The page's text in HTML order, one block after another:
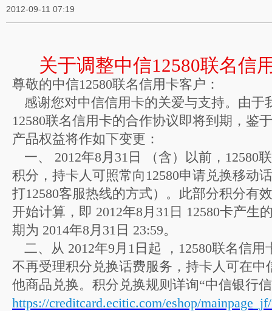
2012-09-11 07:19
关于调整中信12580联名信
尊敬的中信12580联名信用卡客户：
感谢您对中信信用卡的关爱与支持。由于
12580联名信用卡的合作协议即将到期，鉴
产品权益将作如下变更：
一、 2012年8月 31日 （含）以前， 12580
积分，持卡人可照常向 12580申请兑换移动
打12580客服热线的方式）。此部分积分有
开始计算，即 2012年8月 31日 12580卡产生
期为 2014年8月 31日 23:59。
二、从 2012年9月 1日起 ， 12580联名信
不再受理积分兑换话费服务，持卡人可在
他商品兑换。积分兑换规则详询“中信银行
https://creditcard.ecitic.com/eshop/